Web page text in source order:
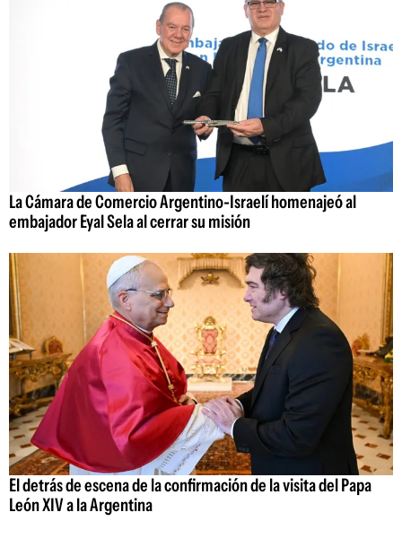
La Cámara de Comercio Argentino-Israelí homenajeó al
embajador Eyal Sela al cerrar su misión
El detrás de escena de la confirmación de la visita del Papa
León XIV a la Argentina